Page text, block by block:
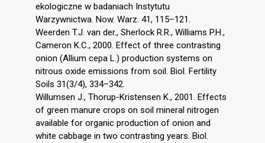
ekologiczne w badaniach Instytutu
Warzywnictwa. Now. Warz. 41, 115–121.
Weerden T.J. van der., Sherlock R.R., Williams P.H.,
Cameron K.C., 2000. Effect of three contrasting
onion (Allium cepa L.) production systems on
nitrous oxide emissions from soil. Biol. Fertility
Soils 31(3/4), 334–342.
Willumsen J., Thorup-Kristensen K., 2001. Effects
of green manure crops on soil mineral nitrogen
available for organic production of onion and
white cabbage in two contrasting years. Biol.